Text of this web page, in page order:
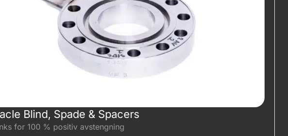
Blind, Spade & Spacers
for 100 % positiv avstengning